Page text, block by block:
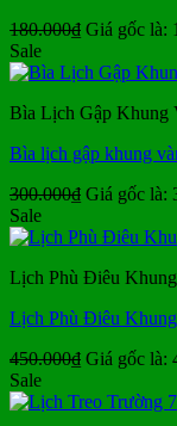
180.000₫ Giá gốc là:
Sale
Bìa Lịch Gập Khung
Bìa lịch gập khung
300.000₫ Giá gốc là:
Sale
Lịch Phù Điêu
Lịch Phù Điêu
450.000₫ Giá gốc là:
Sale